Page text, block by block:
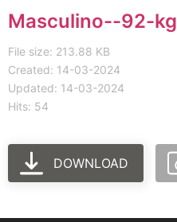
Masculino--92-kg
File size: 213.88 KB
Created: 14-03-2024
Updated: 14-03-2024
Hits: 54
DOWNLOAD